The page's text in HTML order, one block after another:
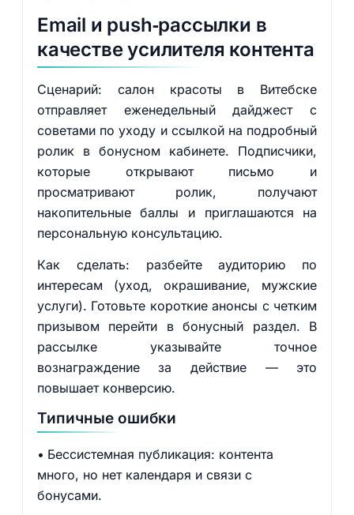
Email и push‑рассылки в
качестве усилителя контента
Сценарий: салон красоты в Витебске
отправляет еженедельный дайджест с
советами по уходу и ссылкой на подробный
ролик в бонусном кабинете. Подписчики,
которые открывают письмо и
просматривают ролик, получают
накопительные баллы и приглашаются на
персональную консультацию.
Как сделать: разбейте аудиторию по
интересам (уход, окрашивание, мужские
услуги). Готовьте короткие анонсы с четким
призывом перейти в бонусный раздел. В
рассылке указывайте точное
вознаграждение за действие — это
повышает конверсию.
Типичные ошибки
Бессистемная публикация: контента
много, но нет календаря и связи с
бонусами.